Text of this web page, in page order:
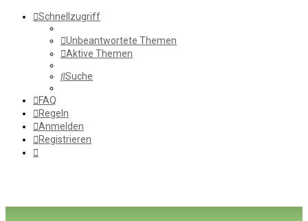
Schnellzugriff
Unbeantwortete Themen
Aktive Themen
Suche
FAQ
Regeln
Anmelden
Registrieren